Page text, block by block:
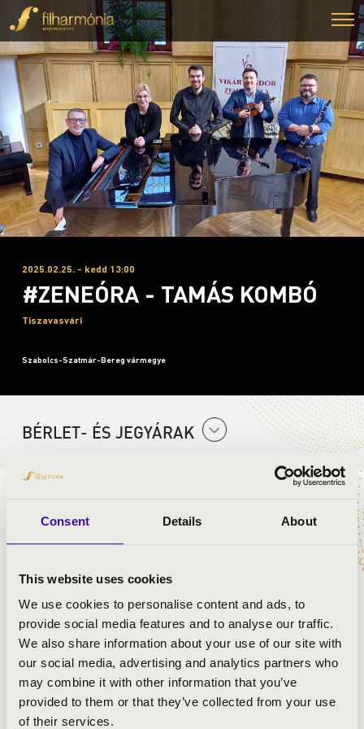
Consent Details About
This website uses cookies
We use cookies to personalise content and ads, to
provide social media features and to analyse our traffic.
We also share information about your use of our site with
our social media, advertising and analytics partners who
may combine it with other information that you’ve
provided to them or that they’ve collected from your use
of their services.
2025.02.25. - kedd 13:00
#ZENEÓRA - TAMÁS KOMBÓ
Tiszavasvári
Szabolcs-Szatmár-Bereg vármegye
BÉRLET- ÉS JEGYÁRAK
Tamás Kombó
Horányi Tamás- zongora
Kasellák Zsolt- klarinét
Kóti Gergely- hegedű
Kazár Ticiána- ének
MŰSOR: